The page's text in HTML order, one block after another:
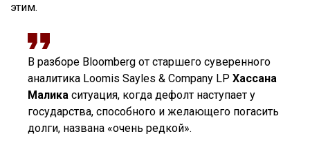
этим.
В разборе Bloomberg от старшего суверенного
аналитика Loomis Sayles & Company LP Хассана
Малика ситуация, когда дефолт наступает у
государства, способного и желающего погасить
долги, названа «очень редкой».